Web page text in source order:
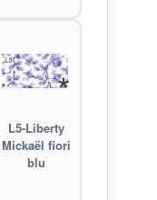
L5-Liberty
Mickaël fiori
blu